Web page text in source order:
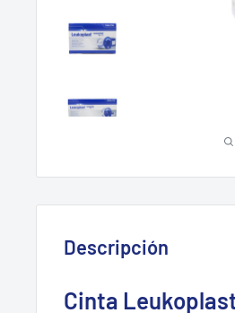
Descripción
Cinta